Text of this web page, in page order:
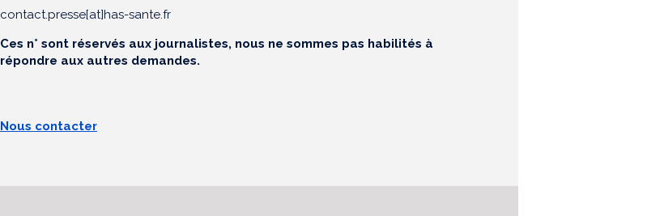
contact.presse[at]has-sante.fr
Ces n° sont réservés aux journalistes, nous ne sommes pas habilités à
répondre aux autres demandes.
Nous contacter